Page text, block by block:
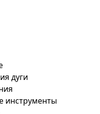
дуги
инструменты